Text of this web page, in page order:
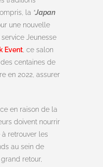
la “Japan
une nouvelle
Jeunesse
Event, ce salon
centaines de
en 2022, assurer
en raison de la
doivent nourrir
retrouver les
au sein de
retour,